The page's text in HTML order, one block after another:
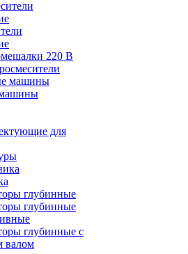
220 В
для
глубинные
глубинные
глубинные с
валом